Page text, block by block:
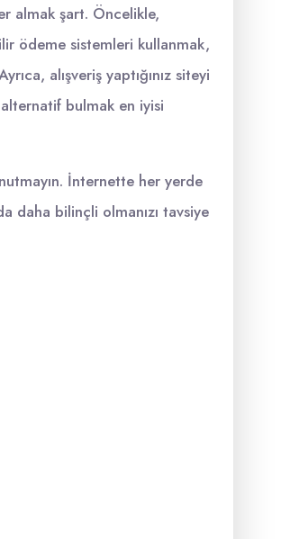
almak şart. Öncelikle,
ödeme sistemleri kullanmak,
alışveriş yaptığınız siteyi
bulmak en iyisi
İnternette her yerde
daha bilinçli olmanızı tavsiye